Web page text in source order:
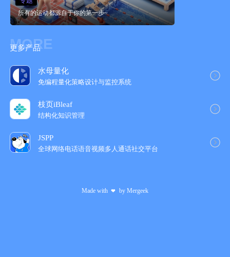
所有的运动都源自于你的第一步~
MORE
更多产品
水母量化
免编程量化策略设计与监控系统
枝页iBleaf
结构化知识管理
JSPP
全球网络电话语音视频多人通话社交平‪台‬
Made with ❤ by Mergeek